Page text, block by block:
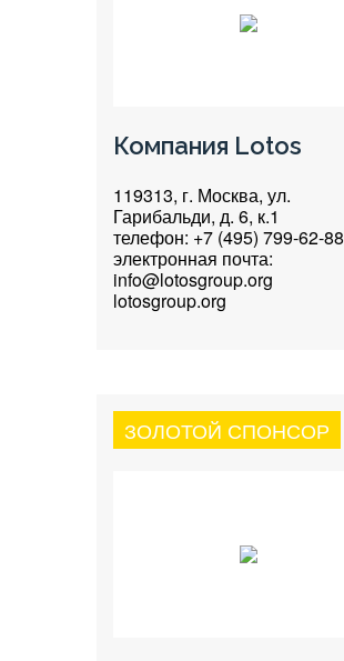
Компания Lotos
119313, г. Москва, ул.
Гарибальди, д. 6, к.1
телефон: +7 (495) 799-62-88
электронная почта:
info@lotosgroup.org
lotosgroup.org
ЗОЛОТОЙ СПОНСОР